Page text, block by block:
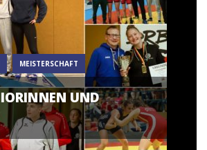
MEISTERSCHAFT
UND